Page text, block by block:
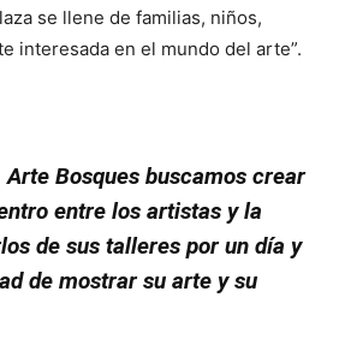
se llene de familias, niños,
interesada en el mundo del arte”.
Arte Bosques buscamos crear
entre los artistas y la
de sus talleres por un día y
de mostrar su arte y su